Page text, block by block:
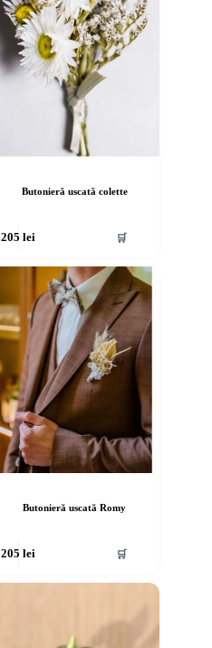
Butonieră uscată colette
205lei 🛒
Butonieră uscată Romy
205lei 🛒